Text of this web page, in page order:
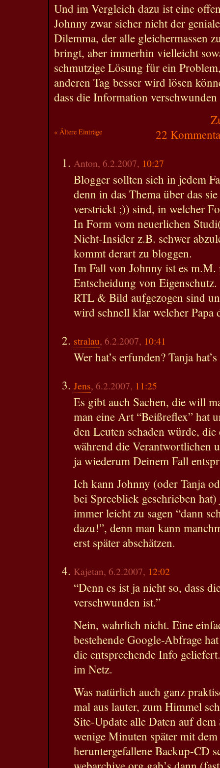
Und im Vergleich dazu ist eine
Johnny zwar sicher nicht der
Dilemma, der alle gleichermassen
bringt, aber immerhin vielleicht
schmutzige Lösung für ein
anderen Tag besser wird lösen
dass die Information verschwunden
« Ältere Einträge 22
Anton, 6.2.2007, 10:27
Blogger sollten sich in jedem
denn in das Thema über das
verstrickt ;)) sind, in welcher
In Form vom neuerlichen
Nicht-Insider z.B. schwer
kommt derart zu bloggen.
Im Fall von Johnny ist es m.M.
Entscheidung von
RTL & Bild aufgezogen sind
wird schnell klar welcher Papa
stralau, 6.2.2007, 10:41
Wer hat’s erfunden? Tanja
Jens, 6.2.2007, 11:25
Es gibt auch Sachen, die will
man eine Art “Beißreflex” hat
den Leuten schaden würde,
während die Verantwortlichen
ja wiederum Deinem Fall
Ich kann Johnny (oder Tanja
bei Spreeblick geschrieben
immer leicht zu sagen “dann
dazu!”, denn man kann
erst später abschätzen.
Kajetan, 6.2.2007, 12:02
“Denn es ist ja nicht so, dass
verschwunden ist.”
Nein, wahrlich nicht. Eine
bestehende Google-Abfrage
die entsprechende Info
im Netz.
Was natürlich auch ganz
mal aus lauter, zum Himmel
Site-Update alle Daten auf
wenige Minuten später mit
heruntergefallene Backup-CD